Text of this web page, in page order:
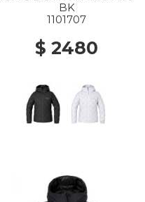
BK
1101707
$ 2480